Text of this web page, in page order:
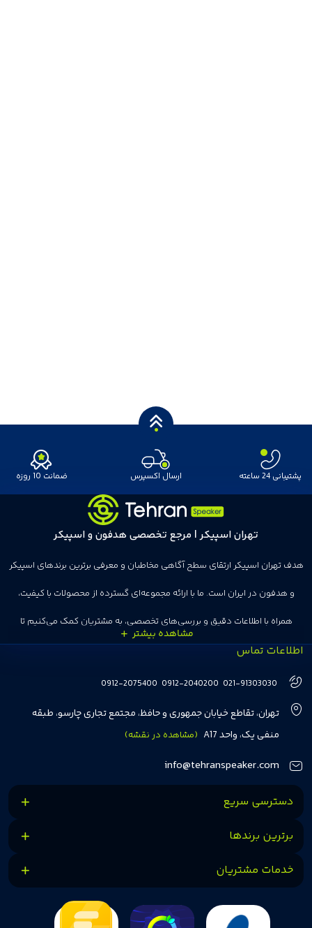
پشتیبانی 24 ساعته ارسال اکسپرس ضمانت 10 روزه
تهران اسپیکر | مرجع تخصصی هدفون و اسپیکر
هدف تهران اسپیکر ارتقای سطح آگاهی مخاطبان و معرفی برترین برندهای اسپیکر
و هدفون در ایران است. ما با ارائه مجموعه‌ای گسترده از محصولات با کیفیت،
همراه با اطلاعات دقیق و بررسی‌های تخصصی، به مشتریان کمک می‌کنیم تا
انتخاب‌های درست و هوشمندانه‌ای داشته باشند. تهران اسپیکر با تجربه‌ای بیش از
هفت سال در این زمینه، بر ایجاد تجربه خریدی آسان، سریع و مطمئن تمرکز دارد تا
مشتریان بتوانند با خیالی آسوده از انتخاب خود لذت ببرند. ما به رضایت و اعتماد
مشتریان اهمیت می‌دهیم و همواره در تلاشیم تا بهترین‌ها را برای آن‌ها فراهم
کنیم.
اطلاعات تماس
021-91303030
0912-2040200
0912-2075400
تهران، تقاطع خیابان جمهوری و حافظ، مجتمع تجاری چارسو، طبقه
منفی یک، واحد A17
(مشاهده در نقشه)
info@tehranspeaker.com
دسترسی سریع
برترین برندها
خدمات مشتریان